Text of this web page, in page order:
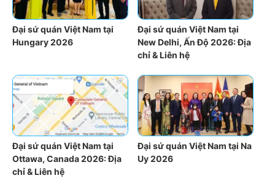
Đại sứ quán Việt Nam tại
Hungary 2026
Đại sứ quán Việt Nam tại
New Delhi, Ấn Độ 2026: Địa
chỉ & Liên hệ
Đại sứ quán Việt Nam tại
Ottawa, Canada 2026: Địa
chỉ & Liên hệ
Đại sứ quán Việt Nam tại Na
Uy 2026